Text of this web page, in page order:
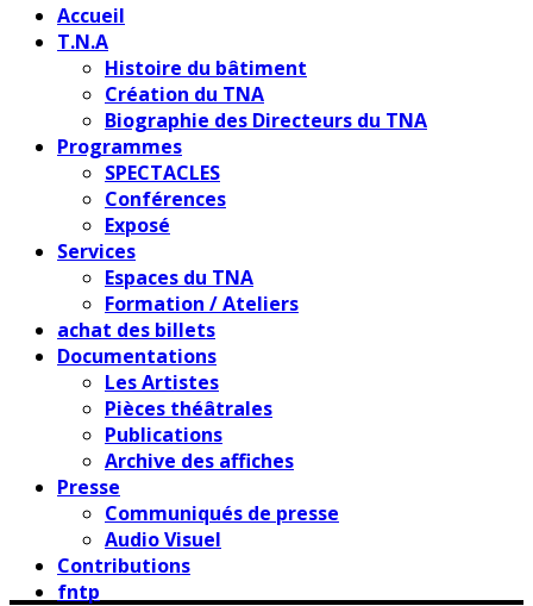
Accueil
T.N.A
Histoire du bâtiment
Création du TNA
Biographie des Directeurs du TNA
Programmes
SPECTACLES
Conférences
Exposé
Services
Espaces du TNA
Formation / Ateliers
achat des billets
Documentations
Les Artistes
Pièces théâtrales
Publications
Archive des affiches
Presse
Communiqués de presse
Audio Visuel
Contributions
fntp